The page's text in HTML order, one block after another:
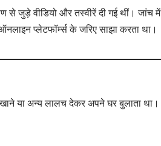
से जुड़े वीडियो और तस्वीरें दी गई थीं। जांच में
प्लेटफॉर्म्स के जरिए साझा करता था।
या अन्य लालच देकर अपने घर बुलाता था।